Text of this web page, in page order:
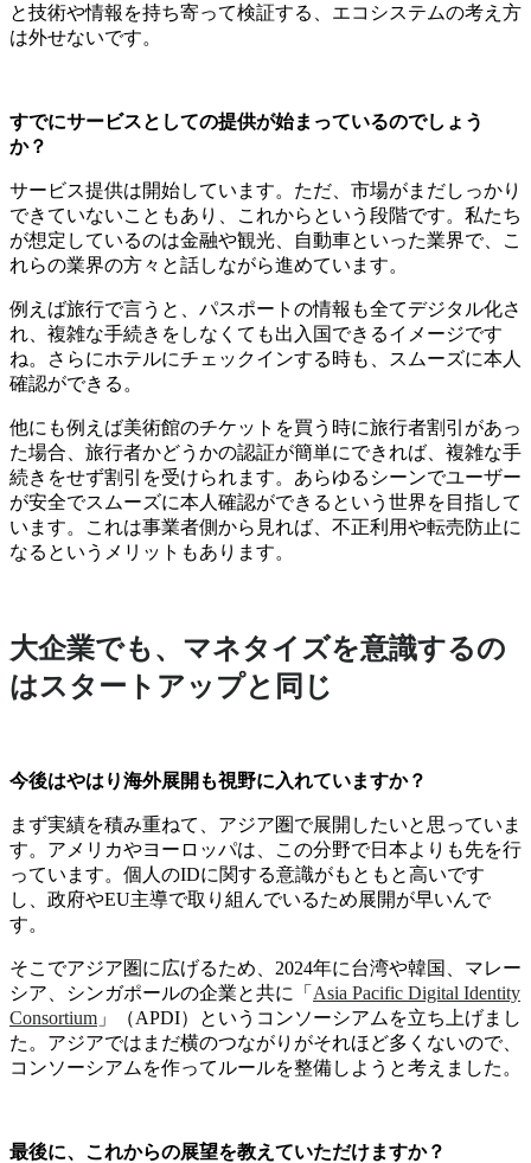
と技術や情報を持ち寄って検証する、エコシステムの考え方
は外せないです。
すでにサービスとしての提供が始まっているのでしょう
か？
サービス提供は開始しています。ただ、市場がまだしっかり
できていないこともあり、これからという段階です。私たち
が想定しているのは金融や観光、自動車といった業界で、こ
れらの業界の方々と話しながら進めています。
例えば旅行で言うと、パスポートの情報も全てデジタル化さ
れ、複雑な手続きをしなくても出入国できるイメージです
ね。さらにホテルにチェックインする時も、スムーズに本人
確認ができる。
他にも例えば美術館のチケットを買う時に旅行者割引があっ
た場合、旅行者かどうかの認証が簡単にできれば、複雑な手
続きをせず割引を受けられます。あらゆるシーンでユーザー
が安全でスムーズに本人確認ができるという世界を目指して
います。これは事業者側から見れば、不正利用や転売防止に
なるというメリットもあります。
大企業でも、マネタイズを意識するの
はスタートアップと同じ
今後はやはり海外展開も視野に入れていますか？
まず実績を積み重ねて、アジア圏で展開したいと思っていま
す。アメリカやヨーロッパは、この分野で日本よりも先を行
っています。個人のIDに関する意識がもともと高いです
し、政府やEU主導で取り組んでいるため展開が早いんで
す。
そこでアジア圏に広げるため、2024年に台湾や韓国、マレー
シア、シンガポールの企業と共に「 Asia Pacific Digital Identity
Consortium 」（APDI）というコンソーシアムを立ち上げまし
た。アジアではまだ横のつながりがそれほど多くないので、
コンソーシアムを作ってルールを整備しようと考えました。
最後に、これからの展望を教えていただけますか？